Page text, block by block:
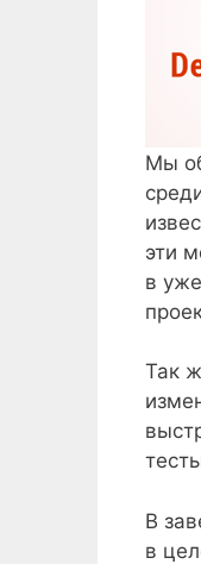
Мы
эти
в
Так
В
в